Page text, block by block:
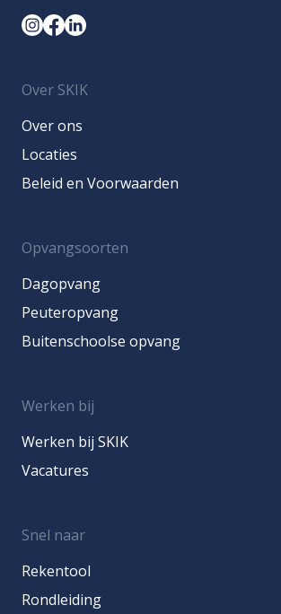
Over SKIK
Over ons
Locaties
Beleid en Voorwaarden
Opvangsoorten
Dagopvang
Peuteropvang
Buitenschoolse opvang
Werken bij
Werken bij SKIK
Vacatures
Snel naar
Rekentool
Rondleiding